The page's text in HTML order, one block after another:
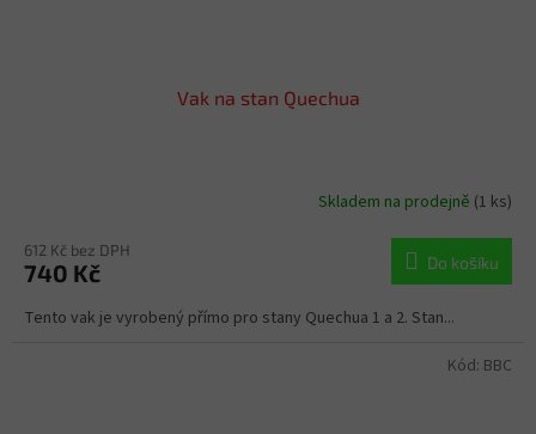
Vak na stan Quechua
Skladem na prodejně (1 ks)
612 Kč bez DPH
740 Kč Do košíku
Tento vak je vyrobený přímo pro stany Quechua 1 a 2. Stan...
Kód: BBC